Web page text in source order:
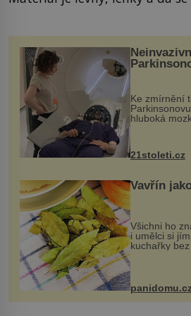
Ke zmírnění
hluboká
však
zákrok.
k dostatečně
21stoleti.cz
Vavřín
Všichni ho
i umělci si
kuchařky bez
nevíte, že
zmírnit
Obsahuje v
panidomu.cz